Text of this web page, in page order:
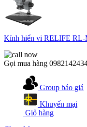
Kính hiển vi RELIFE RL-
Gọi mua hàng
Group báo giá
Khuyến mại
Giỏ hàng